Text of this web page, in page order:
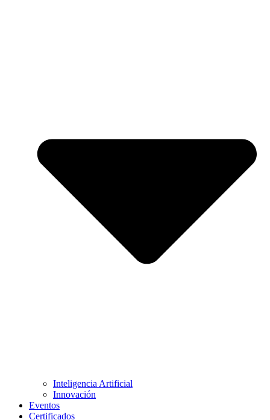
Inteligencia Artificial
Innovación
Eventos
Certificados